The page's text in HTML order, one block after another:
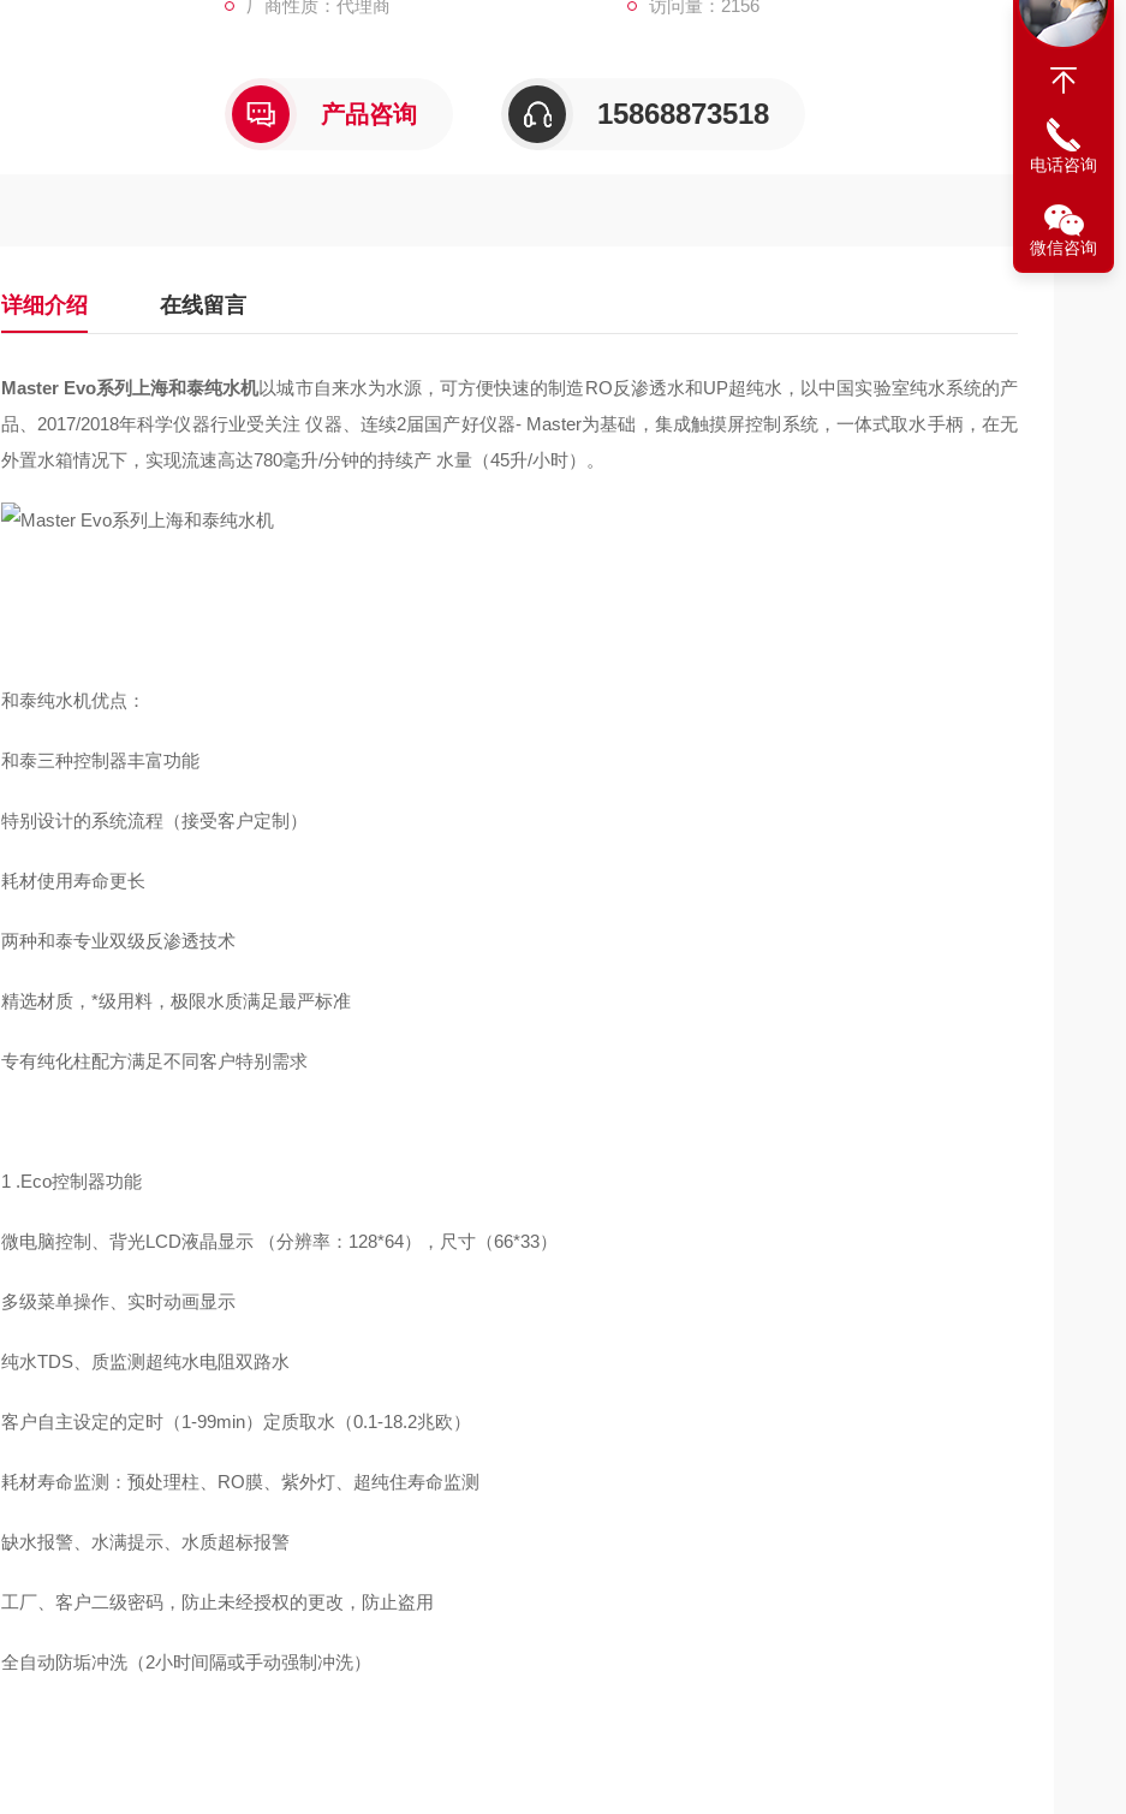
厂商性质：代理商 访问量：2156
产品咨询 15868873518
详细介绍 在线留言
Master Evo系列上海和泰纯水机以城市自来水为水源，可方便快速的制造RO反渗透水和UP超纯水，以中国实验室纯水系统的产
品、2017/2018年科学仪器行业受关注 仪器、连续2届国产好仪器- Master为基础，集成触摸屏控制系统，一体式取水手柄，在无
外置水箱情况下，实现流速高达780毫升/分钟的持续产 水量（45升/小时）。
和泰纯水机优点：
和泰三种控制器丰富功能
特别设计的系统流程（接受客户定制）
耗材使用寿命更长
两种和泰专业双级反渗透技术
精选材质，*级用料，极限水质满足最严标准
专有纯化柱配方满足不同客户特别需求
1 .Eco控制器功能
微电脑控制、背光LCD液晶显示 （分辨率：128*64），尺寸（66*33）
多级菜单操作、实时动画显示
纯水TDS、质监测超纯水电阻双路水
客户自主设定的定时（1-99min）定质取水（0.1-18.2兆欧）
耗材寿命监测：预处理柱、RO膜、紫外灯、超纯住寿命监测
缺水报警、水满提示、水质超标报警
工厂、客户二级密码，防止未经授权的更改，防止盗用
全自动防垢冲洗（2小时间隔或手动强制冲洗）
电话咨询
微信咨询